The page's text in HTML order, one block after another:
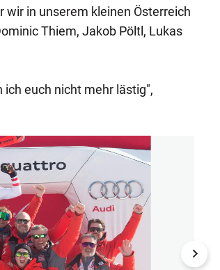
in unserem kleinen Österreich
Thiem, Jakob Pöltl, Lukas
ich euch nicht mehr lästig",